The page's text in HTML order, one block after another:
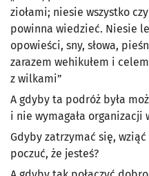
ziołami; niesie wszystko
powinna wiedzieć. Niesie
opowieści, sny, słowa,
zarazem wehikułem i
z wilkami”
A gdyby ta podróż była
i nie wymagała organizacji
Gdyby zatrzymać się,
poczuć, że jesteś?